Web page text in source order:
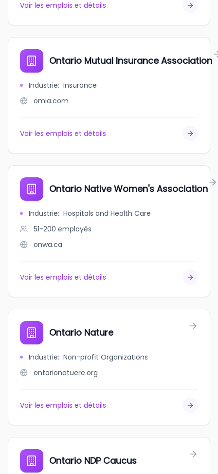
Voir les emplois et détails
Ontario Mutual Insurance Association
Industrie: Insurance
omia.com
Voir les emplois et détails
Ontario Native Women's Association
Industrie: Hospitals and Health Care
51-200 employés
onwa.ca
Voir les emplois et détails
Ontario Nature
Industrie: Non-profit Organizations
ontarionatuere.org
Voir les emplois et détails
Ontario NDP Caucus